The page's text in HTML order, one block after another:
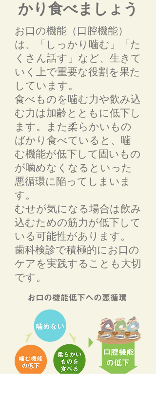
かり食べましょう
お口の機能（口腔機能）
は、「しっかり噛む」「た
くさん話す」など、生きて
いく上で重要な役割を果た
しています。
食べものを噛む力や飲み込
む力は加齢とともに低下し
ます。また柔らかいもの
ばかり食べていると、噛
む機能が低下して固いもの
が噛めなくなるといった
悪循環に陥ってしまいま
す。
むせが気になる場合は飲み
込むための筋力が低下して
いる可能性があります。
歯科検診で積極的にお口の
ケアを実践することも大切
です。